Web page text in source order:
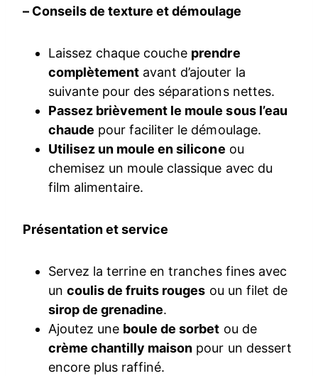
– Conseils de texture et démoulage
Laissez chaque couche prendre
complètement avant d’ajouter la
suivante pour des séparations nettes.
Passez brièvement le moule sous l’eau
chaude pour faciliter le démoulage.
Utilisez un moule en silicone ou
chemisez un moule classique avec du
film alimentaire.
Présentation et service
Servez la terrine en tranches fines avec
uncoulis de fruits rouges ou un filet de
sirop de grenadine.
Ajoutez une boule de sorbet ou de
crème chantilly maison pour un dessert
encore plus raffiné.